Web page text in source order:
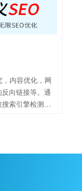
他高质量网站的
7，数据分析与
和搜索引擎表
内容优化，网
向链接等。通
索引擎检测
供高质量、原创